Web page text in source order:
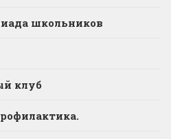
школьников
клуб